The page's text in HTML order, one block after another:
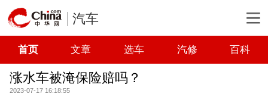
汽车
首页 文章 选车 汽修 百科
涨水车被淹保险赔吗？
2023-07-17 16:18:55